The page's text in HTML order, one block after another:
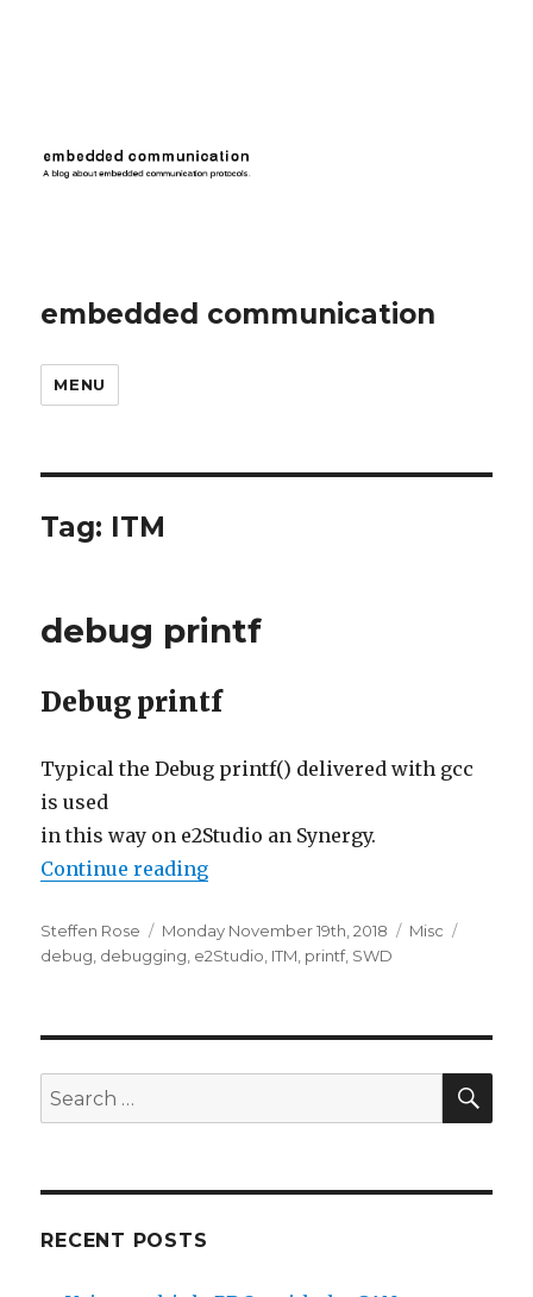
embedded communication
MENU
Tag: ITM
debug printf
Debug printf
Typical the Debug printf() delivered with gcc
is used
in this way on e2Studio an Synergy.
Continue reading“debug printf”
Author
Steffen Rose
Posted
on
Monday November 19th, 2018 Categories
Misc
debug debugging e2Studio ITM printf, SWD
Search
for:
RECENT POSTS